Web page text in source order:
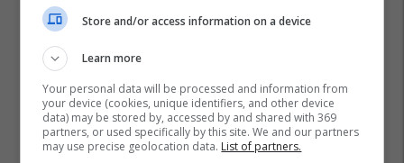
Store and/or access information on a device
Learn more
Your personal data will be processed and information from
your device (cookies, unique identifiers, and other device
data) may be stored by, accessed by and shared with 369
partners, or used specifically by this site. We and our partners
may use precise geolocation data. List of partners.